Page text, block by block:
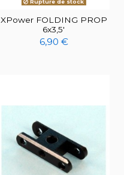
XPower FOLDING PROP
6x3,5'
6,90 €